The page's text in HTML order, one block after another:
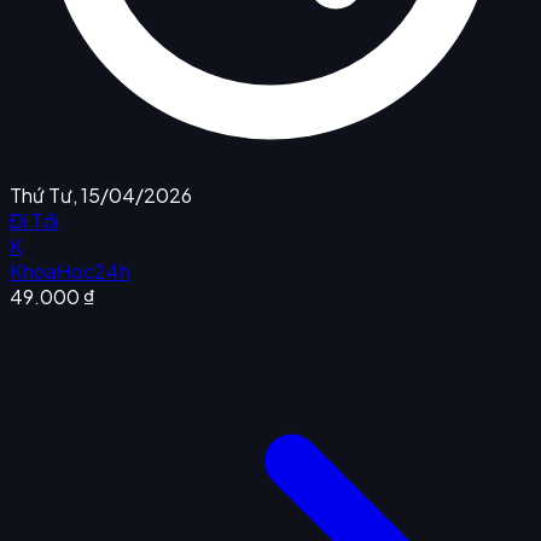
Thứ Tư, 15/04/2026
Đi Tới
K
KhoaHoc24h
49.000 ₫